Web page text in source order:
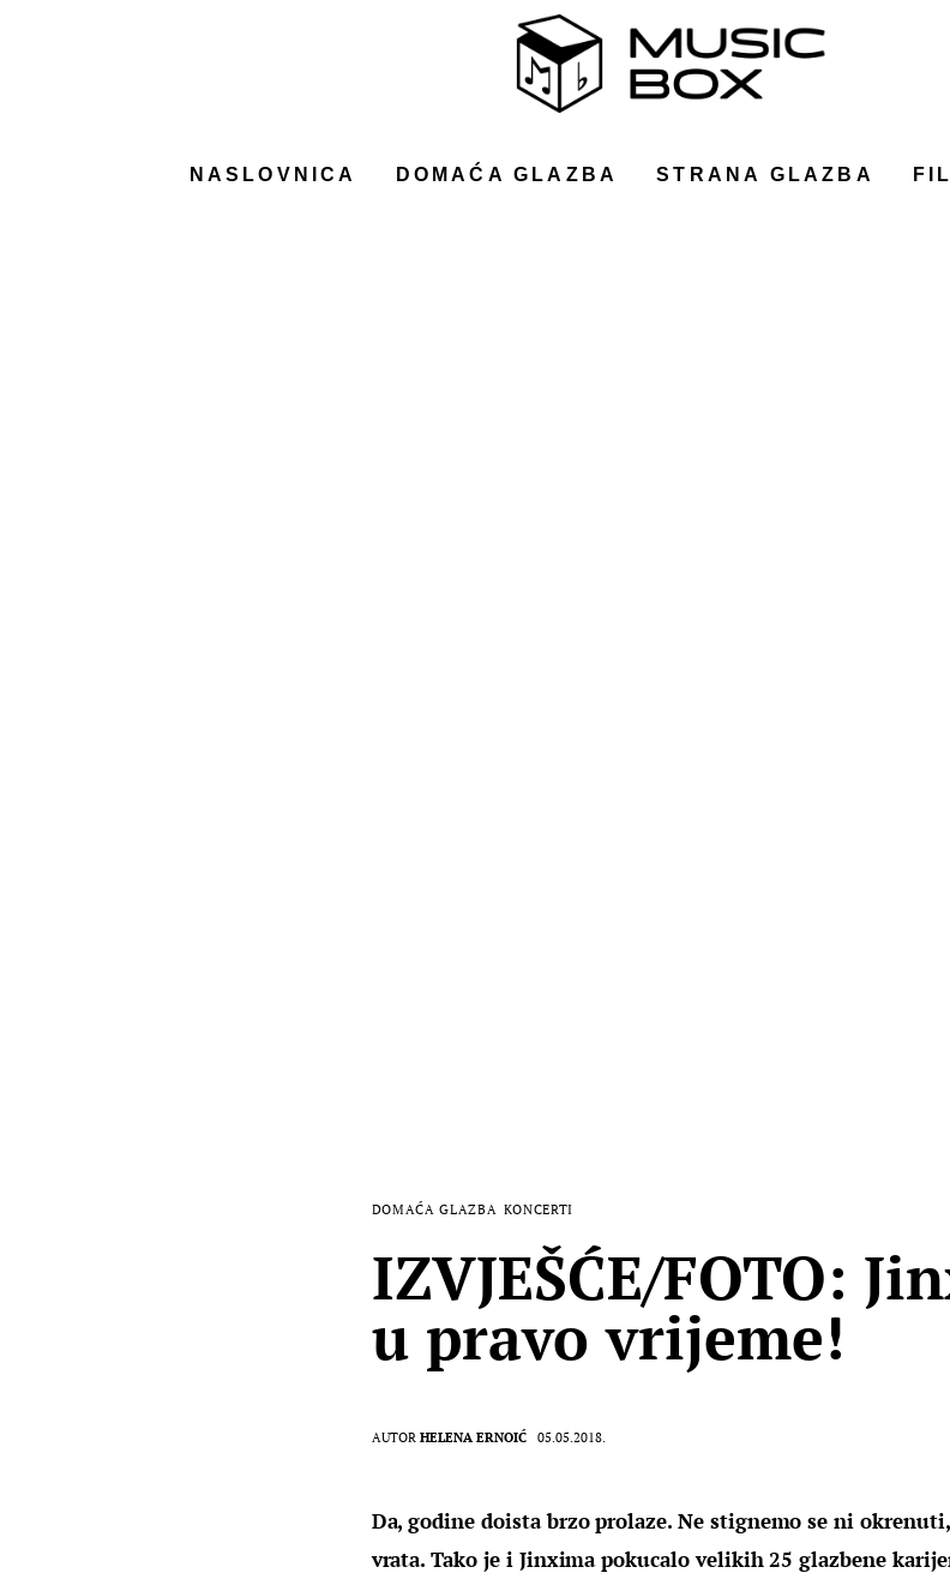
NASLOVNICA DOMAĆA GLAZBA STRANA GLAZBA
DOMAĆA GLAZBA KONCERTI
IZVJEŠĆE/FOTO:
u pravo vrijeme!
AUTOR HELENA ERNOIĆ 05.05.2018.
Da, godine doista brzo prolaze. Ne stignemo se ni
vrata. Tako je i Jinxima pokucalo velikih 25 glazbene